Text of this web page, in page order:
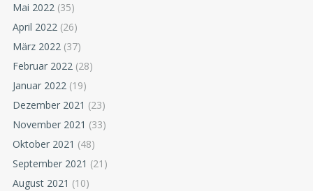
Mai 2022 (35)
April 2022 (26)
März 2022 (37)
Februar 2022 (28)
Januar 2022 (19)
Dezember 2021 (23)
November 2021 (33)
Oktober 2021 (48)
September 2021 (21)
August 2021 (10)